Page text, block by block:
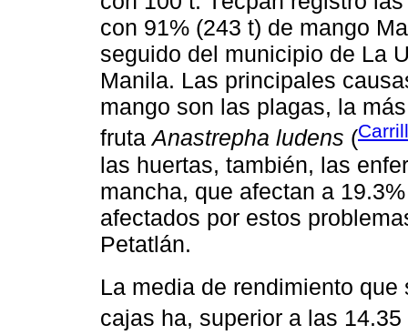
con 91% (243 t) de mango
seguido del municipio de La
Manila. Las principales
mango son las plagas, la
frutaAnastrepha ludens (
las huertas, también, las
mancha, que afectan a
afectados por estos
Petatlán.
La media de rendimiento
cajas ha, superior a las 14.35